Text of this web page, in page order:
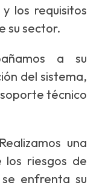
los requisitos
su sector.
a su
del sistema,
técnico
Realizamos una
los riesgos de
enfrenta su